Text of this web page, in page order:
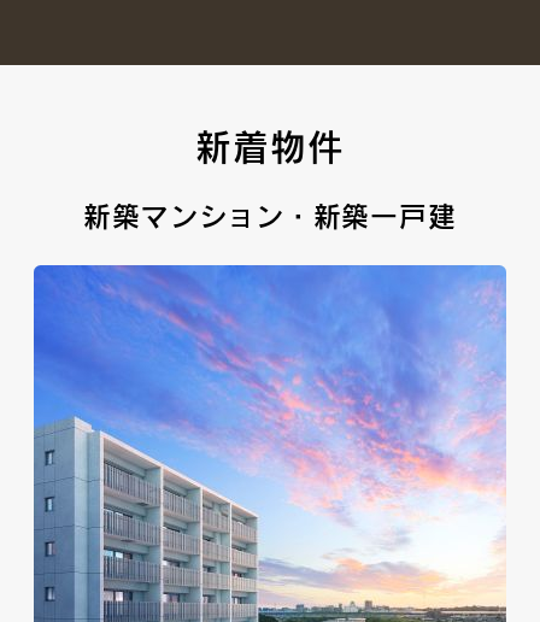
新着物件
新築マンション・新築一戸建